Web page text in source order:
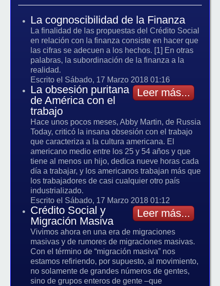
La cognoscibilidad de la Finanza
La finalidad de las propuestas del Crédito Social
en relación con la finanza consiste en hacer que
las cifras se adecuen a los hechos. [1] En otras
palabras, la subordinación de la finanza a la
realidad.
Escrito el Sábado, 17 Marzo 2018 01:16
Leer más...
La obsesión puritana
de América con el
trabajo
Hace unos pocos meses, Abby Martin, de Russia
Today, criticó la insana obsesión con el trabajo
que caracteriza a la cultura americana. El
americano medio entre los 25 y 54 años y que
tiene al menos un hijo, dedica nueve horas cada
día a trabajar, y los americanos trabajan más que
los trabajadores de casi cualquier otro país
industrializado.
Escrito el Sábado, 17 Marzo 2018 01:12
Leer más...
Crédito Social y
Migración Masiva
Vivimos ahora en una era de migraciones
masivas y de rumores de migraciones masivas.
Con el término de “migración masiva” nos
estamos refiriendo, por supuesto, al movimiento,
no solamente de grandes números de gentes,
sino de grupos enteros de gente –que